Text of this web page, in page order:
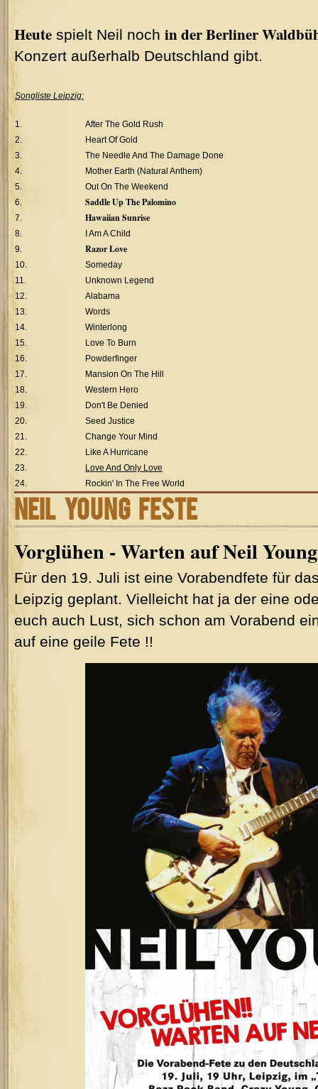
Heute spielt Neil noch in der Berliner
Konzert außerhalb Deutschland gibt.
Songliste Leipzig:
1.
After The Gold Rush
2.
Heart Of Gold
3.
The Needle And The Damage Done
4.
Mother Earth (Natural Anthem)
5.
Out On The Weekend
6.
Saddle Up The Palomino
7. Hawaiian Sunrise
8.
I Am A Child
9.
Razor Love
10.
Someday
11.
Unknown Legend
12.
Alabama
13.
Words
14.
Winterlong
15.
Love To Burn
16.
Powderfinger
17.
Mansion On The Hill
18.
Western Hero
19.
Don't Be Denied
20.
Seed Justice
21.
Change Your Mind
22.
Like A Hurricane
23.
Love And Only Love
24.
Rockin' In The Free World
NEIL YOUNG FESTE
Vorglühen - Warten auf Neil
Für den 19. Juli ist eine Vorabendfete für
Leipzig geplant. Vielleicht hat ja der eine
euch auch Lust, sich schon am Vorabend
auf eine geile Fete !!